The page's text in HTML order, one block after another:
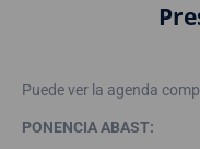
Puede ver la agenda
PONENCIA ABAST: